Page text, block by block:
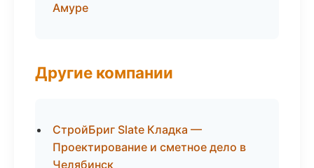
Амуре
Другие компании
СтройБриг Slate Кладка —
Проектирование и сметное дело в
Челябинск